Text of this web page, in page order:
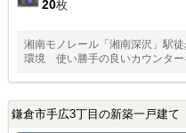
20枚
湘南モノレール「湘南深沢」駅
環境 使い勝手の良いカウンタ
鎌倉市手広3丁目の新築一戸建て